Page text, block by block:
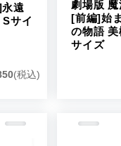
遠
サイ
(税込)
劇場版
[前編]始
の物語
サイズ